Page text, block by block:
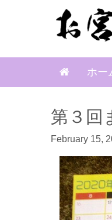
ホー
第３回
February 15,